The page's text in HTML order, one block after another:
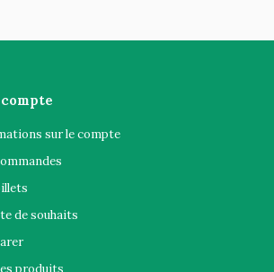
sur le compte
de souhaits
produits